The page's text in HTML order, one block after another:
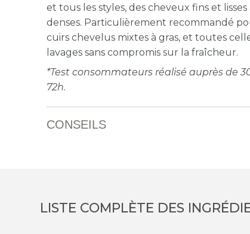
et tous les styles, des cheveux fins et
denses. Particulièrement recommandé
cuirs chevelus mixtes à gras, et toutes
lavages sans compromis sur la fraîcheur.
*Test consommateurs réalisé auprès de
72h.
CONSEILS
LISTE COMPLÈTE DES